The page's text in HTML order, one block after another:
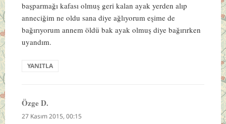
başparmağı kafası olmuş geri kalan ayak yerden alıp
anneciğim ne oldu sana diye ağlıyorum eşime de
bağırıyorum annem öldü bak ayak olmuş diye bağırırken
uyandım.
YANITLA
Özge D.
ki:
27 Kasım 2015, 00:15